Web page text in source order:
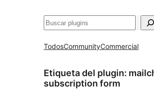
Buscar
TodosCommunityCommercial
Etiqueta del plugin:
subscription form